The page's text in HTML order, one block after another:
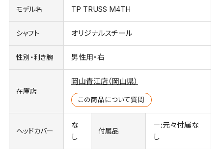
モデル名 TP TRUSS M4TH
シャフト オリジナルスチール
性別・利き腕 男性用・右
在庫店
岡山青江店（岡山県）
この商品について質問
ヘッドカバー
な
し
付属品
－:元々付属な
し